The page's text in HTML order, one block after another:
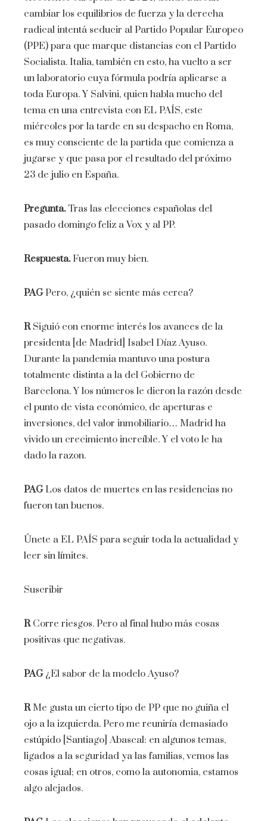
cambiar los equilibrios de fuerza y ​​​​la derecha
radical intentá seducir al Partido Popular Europeo
(PPE) para que marque distancias con el Partido
Socialista. Italia, también en esto, ha vuelto a ser
un laboratorio cuya fórmula podría aplicarse a
toda Europa. Y Salvini, quien habla mucho del
tema en una entrevista con EL PAÍS, este
miércoles por la tarde en su despacho en Roma,
es muy consciente de la partida que comienza a
jugarse y que pasa por el resultado del próximo
23 de julio en España.
Pregunta.Tras las elecciones españolas del
pasado domingo feliz a Vox y al PP.
Respuesta.Fueron muy bien.
PAGPero, ¿quién se siente más cerca?
RSiguió con enorme interés los avances de la
presidenta [de Madrid] Isabel Díaz Ayuso.
Durante la pandemia mantuvo una postura
totalmente distinta a la del Gobierno de
Barcelona. Y los números le dieron la razón desde
el punto de vista económico, de aperturas e
inversiones, del valor inmobiliario… Madrid ha
vivido un crecimiento increíble. Y el voto le ha
dado la razon.
PAGLos datos de muertes en las residencias no
fueron tan buenos.
Únete a EL PAÍS para seguir toda la actualidad y
leer sin límites.
Suscribir
RCorre riesgos. Pero al final hubo más cosas
positivas que negativas.
PAG¿El sabor de la modelo Ayuso?
RMe gusta un cierto tipo de PP que no guiña el
ojo a la izquierda. Pero me reuniría demasiado
estúpido [Santiago] Abascal: en algunos temas,
ligados a la seguridad ya las familias, vemos las
cosas igual; en otros, como la autonomia, estamos
algo alejados.